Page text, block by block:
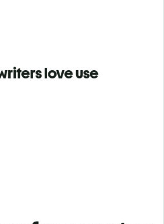
love use